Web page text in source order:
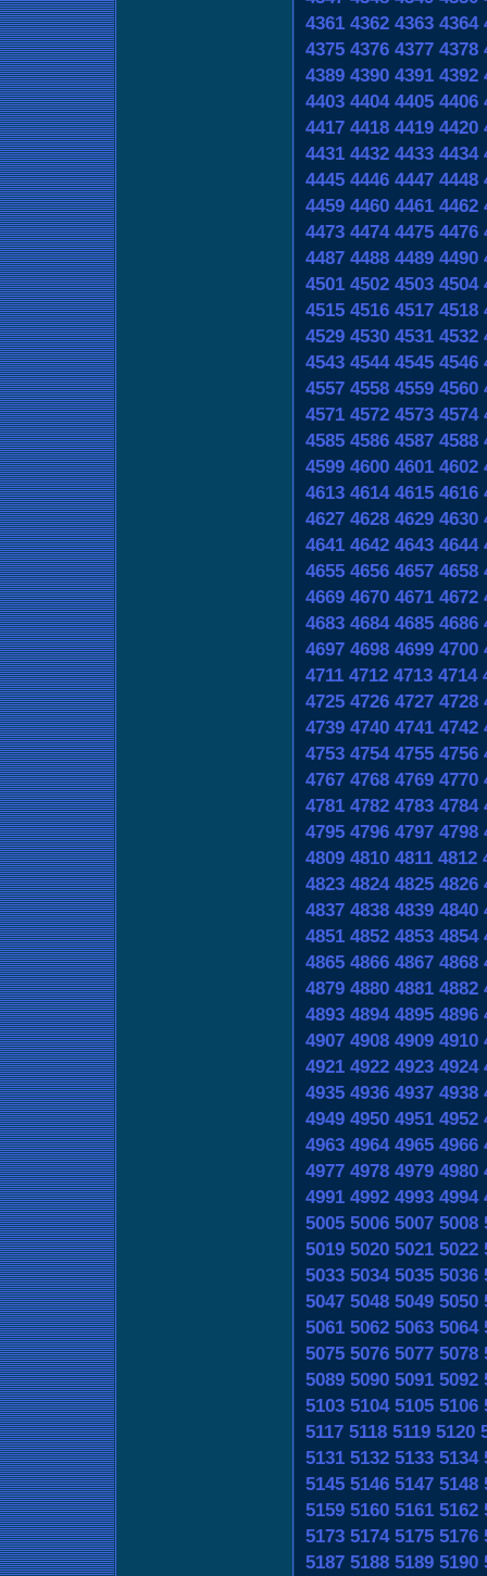
4361 4362 4363 4364
4375 4376 4377 4378
4389 4390 4391 4392
4403 4404 4405 4406
4417 4418 4419 4420
4431 4432 4433 4434
4445 4446 4447 4448
4459 4460 4461 4462
4473 4474 4475 4476
4487 4488 4489 4490
4501 4502 4503 4504
4515 4516 4517 4518
4529 4530 4531 4532
4543 4544 4545 4546
4557 4558 4559 4560
4571 4572 4573 4574
4585 4586 4587 4588
4599 4600 4601 4602
4613 4614 4615 4616
4627 4628 4629 4630
4641 4642 4643 4644
4655 4656 4657 4658
4669 4670 4671 4672
4683 4684 4685 4686
4697 4698 4699 4700
4711 4712 4713 4714
4725 4726 4727 4728
4739 4740 4741 4742
4753 4754 4755 4756
4767 4768 4769 4770
4781 4782 4783 4784
4795 4796 4797 4798
4809 4810 4811 4812
4823 4824 4825 4826
4837 4838 4839 4840
4851 4852 4853 4854
4865 4866 4867 4868
4879 4880 4881 4882
4893 4894 4895 4896
4907 4908 4909 4910
4921 4922 4923 4924
4935 4936 4937 4938
4949 4950 4951 4952
4963 4964 4965 4966
4977 4978 4979 4980
4991 4992 4993 4994
5005 5006 5007 5008
5019 5020 5021 5022
5033 5034 5035 5036
5047 5048 5049 5050
5061 5062 5063 5064
5075 5076 5077 5078
5089 5090 5091 5092
5103 5104 5105 5106
5117 5118 5119 5120
5131 5132 5133 5134
5145 5146 5147 5148
5159 5160 5161 5162
5173 5174 5175 5176
5187 5188 5189 5190